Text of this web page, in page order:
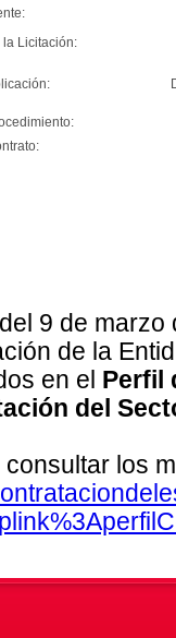
la Licitación:
9 de
de la
en el Perfil
del
consultar los